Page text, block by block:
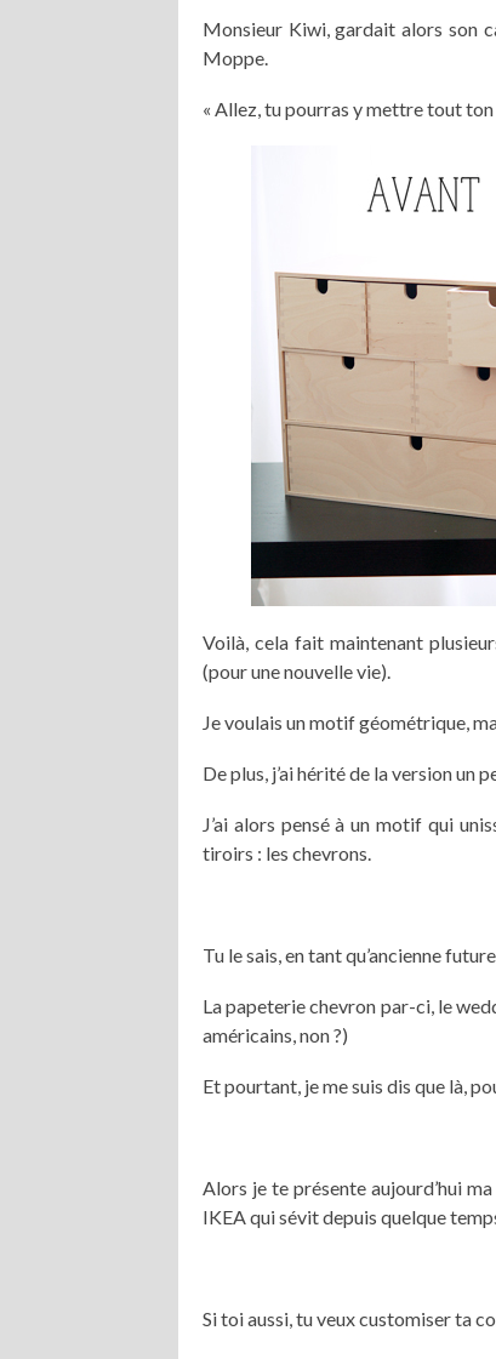
Monsieur Kiwi, gardait alors son
Moppe.
« Allez, tu pourras y mettre tout
Voilà, cela fait maintenant
(pour une nouvelle vie).
Je voulais un motif géométrique,
De plus, j’ai hérité de la version un
J’ai alors pensé à un motif qui
tiroirs : les chevrons.
Tu le sais, en tant qu’ancienne
La papeterie chevron par-ci, le
américains, non ?)
Et pourtant, je me suis dis que là,
Alors je te présente aujourd’hui
IKEA qui sévit depuis quelque
Si toi aussi, tu veux customiser ta